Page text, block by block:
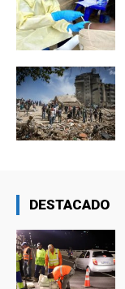
DESTACADO